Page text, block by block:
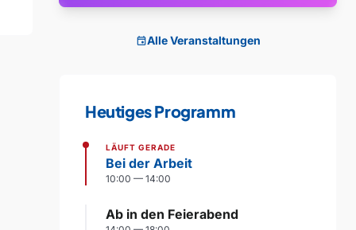
eventAlle Veranstaltungen
Heutiges Programm
LÄUFT GERADE
Bei der Arbeit
10:00 — 14:00
Ab in den Feierabend